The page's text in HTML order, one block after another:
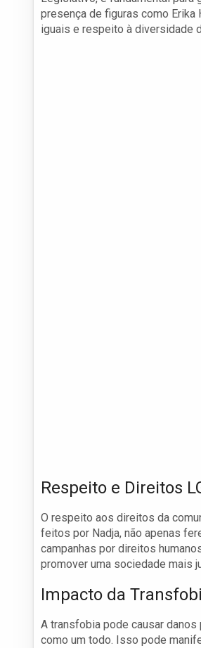
presença de figuras como
iguais e respeito à diversidade
Respeito e Direitos
O respeito aos direitos da
feitos por Nadja, não apenas
campanhas por direitos
promover uma sociedade mais
Impacto da
A transfobia pode causar
como um todo. Isso pode